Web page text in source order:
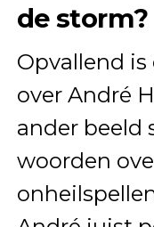
de storm?
Opvallend
over André
ander beeld
woorden